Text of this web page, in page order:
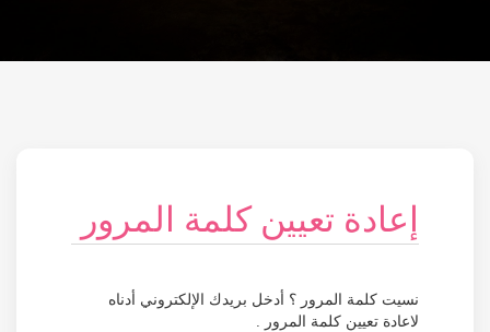
إعادة تعيين كلمة المرور
نسيت كلمة المرور ؟ أدخل بريدك الإلكتروني أدناه
لاعادة تعيين كلمة المرور .